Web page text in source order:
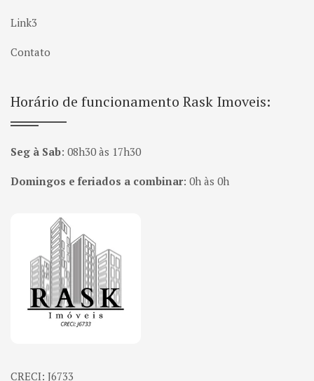
Link3
Contato
Horário de funcionamento Rask Imoveis:
Seg à Sab: 08h30 às 17h30
Domingos e feriados a combinar: 0h às 0h
Página inicial
CRECI: J6733